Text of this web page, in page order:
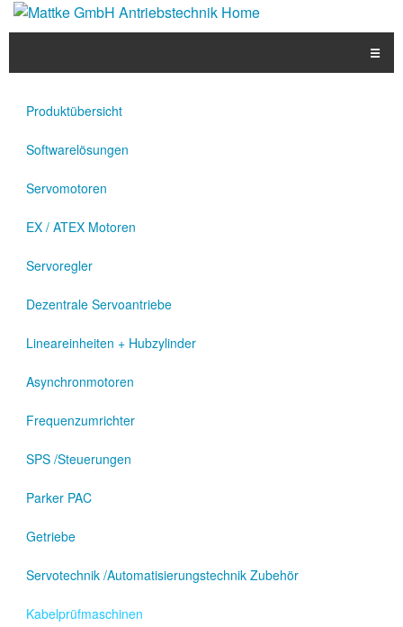
☰
EN
DE
Produktübersicht
Softwarelösungen
Servomotoren
EX / ATEX Motoren
Servoregler
Dezentrale Servoantriebe
Lineareinheiten + Hubzylinder
Asynchronmotoren
Frequenzumrichter
SPS /Steuerungen
Parker PAC
Getriebe
Servotechnik /Automatisierungstechnik Zubehör
Kabelprüfmaschinen